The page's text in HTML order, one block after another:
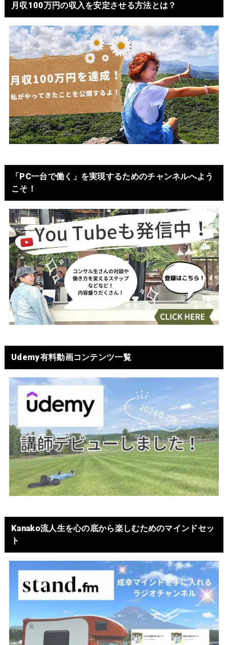
月収100万円の収入を安定させる方法とは？
「PC一台で働く」を実現するためのチャンネルへよう
こそ！
Udemy有料動画コンテンツ一覧
Kanako流人生を心の底から楽しむためのマインドセッ
ト